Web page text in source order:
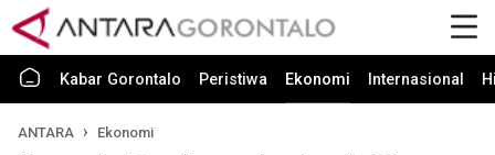
Kabar Gorontalo Peristiwa Ekonomi Internasional
ANTARA Ekonomi